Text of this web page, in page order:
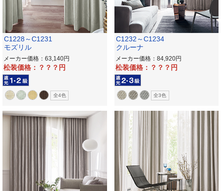
C1228～C1231
モズリル
メーカー価格：63,140
松装価格：？？？
全4色
C1232～C1234
クルーナ
メーカー価格：84,920
松装価格：？？？
全3色